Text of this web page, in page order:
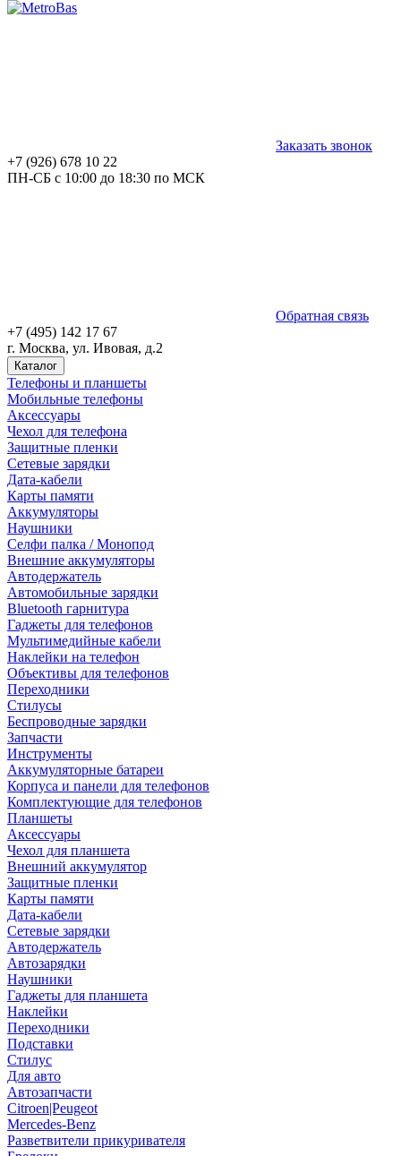
Заказать звонок
+7 (926) 678 10 22
ПН-СБ с 10:00 до 18:30 по МСК
Обратная связь
+7 (495) 142 17 67
г. Москва, ул. Ивовая, д.2
Каталог
Телефоны и планшеты
Мобильные телефоны
Аксессуары
Чехол для телефона
Защитные пленки
Сетевые зарядки
Дата-кабели
Карты памяти
Аккумуляторы
Наушники
Селфи палка / Монопод
Внешние аккумуляторы
Автодержатель
Автомобильные зарядки
Bluetooth гарнитура
Гаджеты для телефонов
Мультимедийные кабели
Наклейки на телефон
Объективы для телефонов
Переходники
Стилусы
Беспроводные зарядки
Запчасти
Инструменты
Аккумуляторные батареи
Корпуса и панели для телефонов
Комплектующие для телефонов
Планшеты
Аксессуары
Чехол для планшета
Внешний аккумулятор
Защитные пленки
Карты памяти
Дата-кабели
Сетевые зарядки
Автодержатель
Автозарядки
Наушники
Гаджеты для планшета
Наклейки
Переходники
Подставки
Стилус
Для авто
Автозапчасти
Citroen|Peugeot
Mercedes-Benz
Разветвители прикуривателя